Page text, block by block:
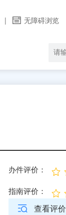
| 无障碍浏览
办件评价：
指南评价：
查看评价